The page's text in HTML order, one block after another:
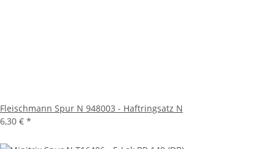
Fleischmann Spur N 948003 - Haftringsatz N
6,30 € *